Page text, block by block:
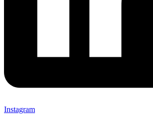
Instagram